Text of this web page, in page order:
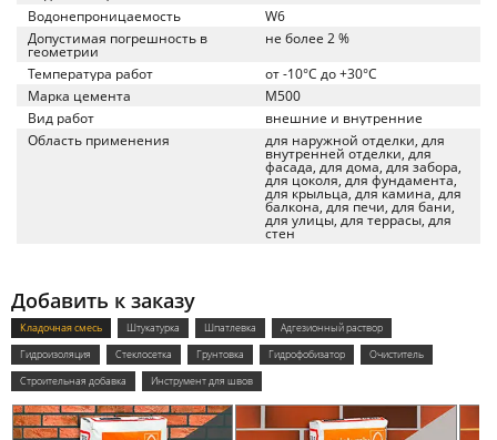
Водонепроницаемость
W6
Допустимая погрешность в
геометрии
не более 2 %
Температура работ
от -10°C до +30°C
Марка цемента
M500
Вид работ
внешние и внутренние
Область применения
для наружной отделки, для
внутренней отделки, для
фасада, для дома, для забора,
для цоколя, для фундамента,
для крыльца, для камина, для
балкона, для печи, для бани,
для улицы, для террасы, для
стен
Добавить к заказу
Кладочная смесь Штукатурка Шпатлевка
Адгезионный раствор
Гидроизоляция
Стеклосетка Грунтовка Гидрофобизатор
Очиститель
Строительная добавка
Инструмент для швов